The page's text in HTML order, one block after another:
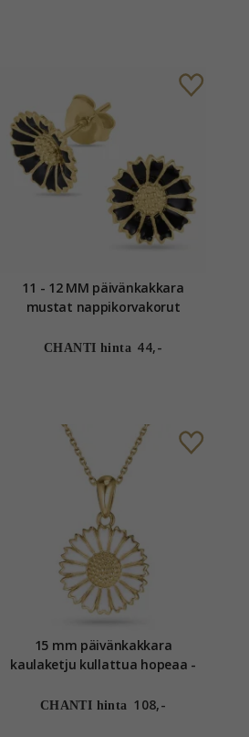
11 - 12 MM päivänkakkara
mustat nappikorvakorut
CHANTI hinta 44,-
15 mm päivänkakkara
kaulaketju kullattua hopeaa -
CHANTI hinta 108,-